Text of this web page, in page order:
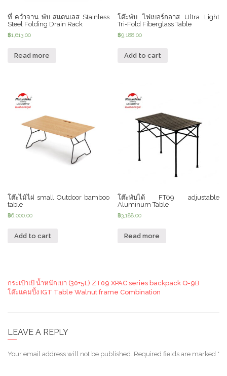
ที่ คว่ำจาน พับ สแตนเลส Stainless
Steel Folding Drain Rack
฿1,613.00
Read more
โต๊ะพับ ไฟเบอร์กลาส Ultra Light
Tri-Fold Fiberglass Table
฿9,188.00
Add to cart
โต๊ะไม้ไผ่ small Outdoor bamboo
table
฿6,000.00
Add to cart
โต๊ะพับได้ FT09 adjustable
Aluminum Table
฿3,188.00
Read more
กระเป๋าเป้ น้ำหนักเบา (30+5L) ZT09 XPAC series backpack Q-9B
โต๊ะแคมปิ้ง IGT Table Walnut frame Combination
LEAVE A REPLY
Your email address will not be published. Required fields are marked *